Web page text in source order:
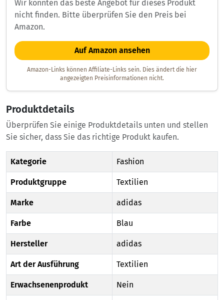
Wir konnten das beste Angebot für dieses Produkt
nicht finden. Bitte überprüfen Sie den Preis bei
Amazon.
Auf Amazon ansehen
Amazon-Links können Affiliate-Links sein. Dies ändert die hier
angezeigten Preisinformationen nicht.
Produktdetails
Überprüfen Sie einige Produktdetails unten und stellen
Sie sicher, dass Sie das richtige Produkt kaufen.
Kategorie Fashion
Produktgruppe Textilien
Marke adidas
Farbe Blau
Hersteller adidas
Art der Ausführung Textilien
Erwachsenenprodukt Nein